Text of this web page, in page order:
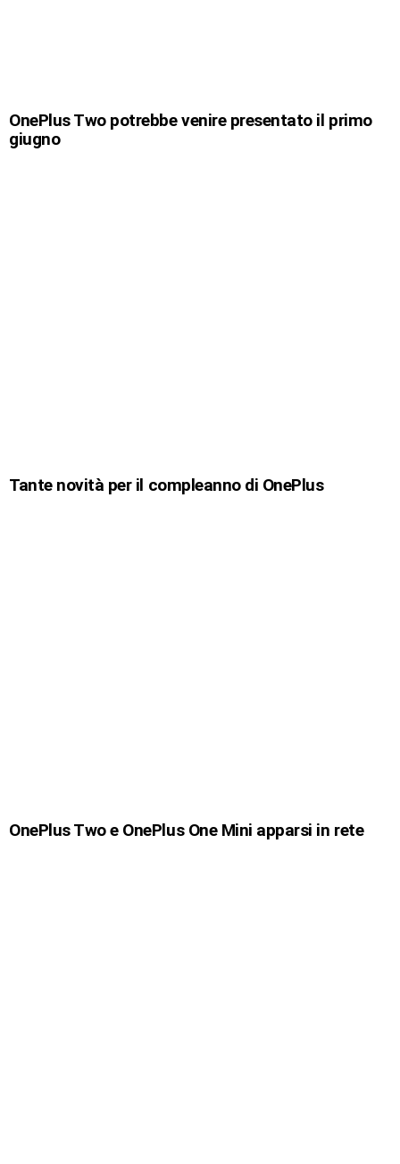
OnePlus Two potrebbe venire presentato il primo
giugno
Tante novità per il compleanno di OnePlus
OnePlus Two e OnePlus One Mini apparsi in rete